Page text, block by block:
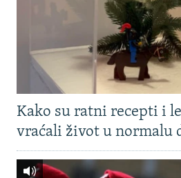
Kako su ratni recepti i
vraćali život u normalu